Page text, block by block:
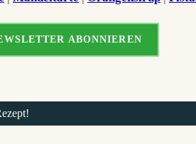
ABONNIEREN